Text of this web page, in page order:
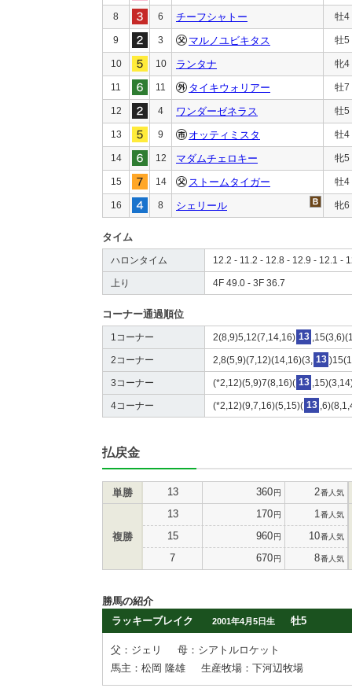
8 6 チーフシャトー 牡4
9 3 マルノユビキタス 牡5
10 10 ランタナ 牝4
11 11 タイキウォリアー 牡7
12 4 ワンダーゼネラス 牡5
13 9 オッティミスタ 牡4
14 12 マダムチェロキー 牝5
15 14 ストームタイガー 牡4
16 8 シェリール 牝6
タイム
ハロンタイム 12.2 - 11.2 - 12.8 - 12.9 - 12.1 -
上り 4F 49.0 - 3F 36.7
コーナー通過順位
1コーナー 2(8,9)5,12(7,14,16) 13
2コーナー 2,8(5,9)(7,12)(14,16)(3, 13
3コーナー (*2,12)(5,9)7(8,16)( 13
4コーナー (*2,12)(9,7,16)(5,15)( 13
払戻金
単勝 13 360円 2番人気
複勝
13 170円 1 番人気
15 960円 10番人気
7 670円 8番人気
勝馬の紹介
ラッキーブレイク
2001年4月5日生 牡5
父：ジェリ
母：シアトルロケット
馬主：松岡 隆雄
生産牧場：下河辺牧場